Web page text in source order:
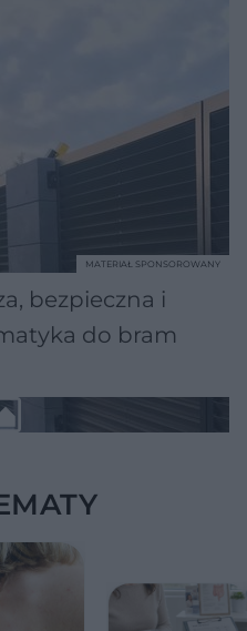
bezpieczna i
do bram
MATERIAŁ SPONSOROWANY